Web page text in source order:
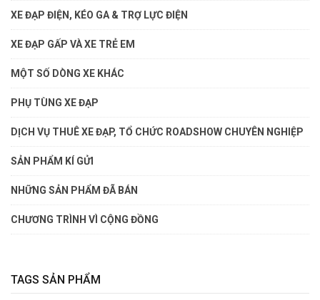
XE ĐẠP ĐIỆN, KÉO GA & TRỢ LỰC ĐIỆN
XE ĐẠP GẤP VÀ XE TRẺ EM
MỘT SỐ DÒNG XE KHÁC
PHỤ TÙNG XE ĐẠP
DỊCH VỤ THUÊ XE ĐẠP, TỔ CHỨC ROADSHOW CHUYÊN NGHIỆP
SẢN PHẨM KÍ GỬI
NHỮNG SẢN PHẨM ĐÃ BÁN
CHƯƠNG TRÌNH VÌ CỘNG ĐỒNG
TAGS SẢN PHẨM